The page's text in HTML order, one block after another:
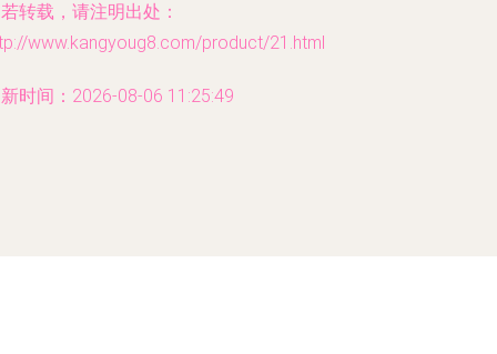
转载，请注明出处：
www.kangyoug8.com/product/21.html
时间：2026-08-06 11:25:49